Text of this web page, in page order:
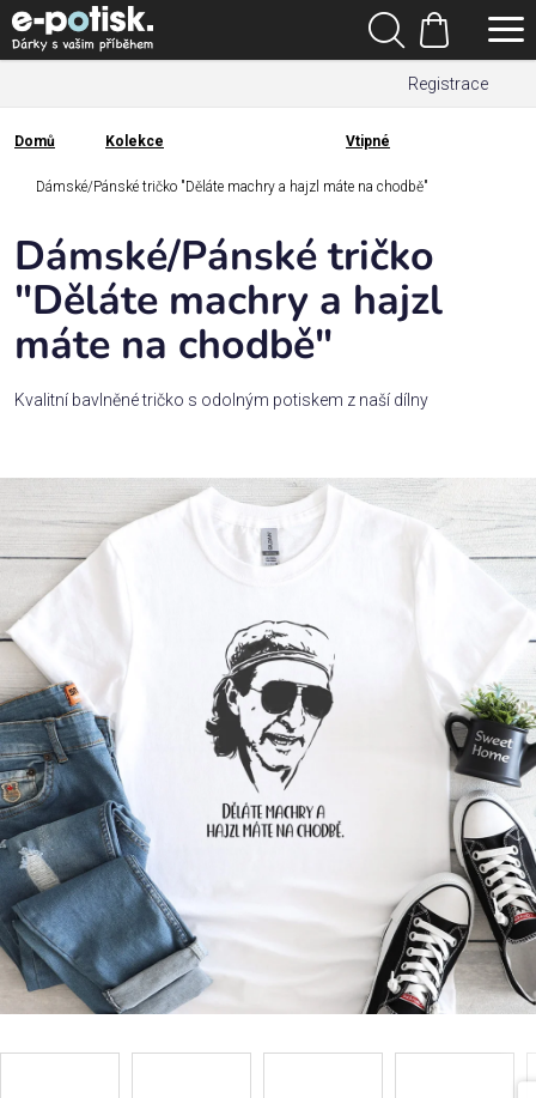
Přejít
na
obsah
Registrace
Hledat
Nákupní
košík
Kategorie
Dárek
pro
Rodina
Láska
Povolání,
sport
Příležitosti
Domácnost
Kolekce
Oblečení
Přihlášení
Domů
Domů Kolekce Vtipné
Dámské/Pánské tričko "Děláte machry a hajzl máte na chodbě"
Dámské/Pánské tričko
"Děláte machry a hajzl
máte na chodbě"
Kvalitní bavlněné tričko s odolným potiskem z naší dílny